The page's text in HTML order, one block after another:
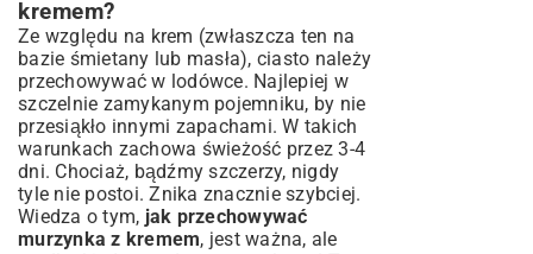
kremem?
Ze względu na krem (zwłaszcza ten na
bazie śmietany lub masła), ciasto należy
przechowywać w lodówce. Najlepiej w
szczelnie zamykanym pojemniku, by nie
przesiąkło innymi zapachami. W takich
warunkach zachowa świeżość przez 3-4
dni. Chociaż, bądźmy szczerzy, nigdy
tyle nie postoi. Znika znacznie szybciej.
Wiedza o tym, jak przechowywać
murzynka z kremem, jest ważna, ale